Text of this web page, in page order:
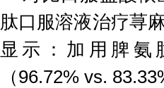
肽口服溶液治疗荨
显示：加用脾氨
（96.72% vs.